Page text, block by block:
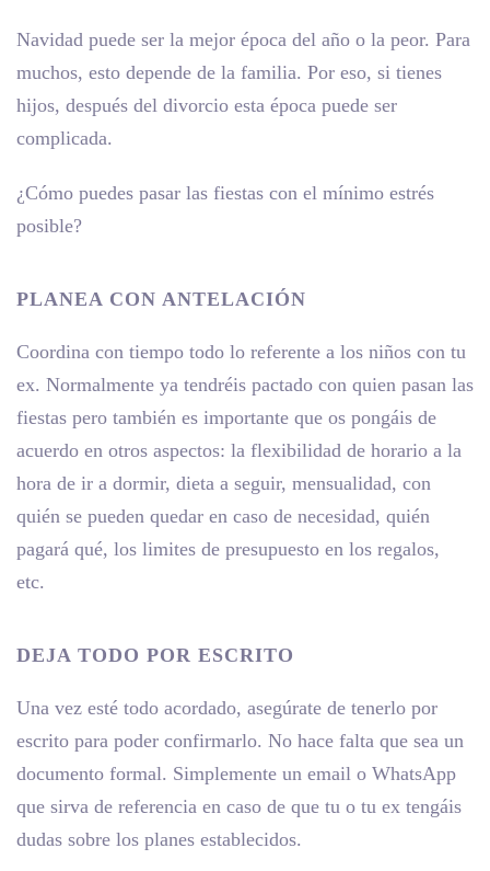
Navidad puede ser la mejor época del año o la peor. Para
muchos, esto depende de la familia. Por eso, si tienes
hijos, después del divorcio esta época puede ser
complicada.
¿Cómo puedes pasar las fiestas con el mínimo estrés
posible?
PLANEA CON ANTELACIÓN
Coordina con tiempo todo lo referente a los niños con tu
ex. Normalmente ya tendréis pactado con quien pasan las
fiestas pero también es importante que os pongáis de
acuerdo en otros aspectos: la flexibilidad de horario a la
hora de ir a dormir, dieta a seguir, mensualidad, con
quién se pueden quedar en caso de necesidad, quién
pagará qué, los limites de presupuesto en los regalos,
etc.
DEJA TODO POR ESCRITO
Una vez esté todo acordado, asegúrate de tenerlo por
escrito para poder confirmarlo. No hace falta que sea un
documento formal. Simplemente un email o WhatsApp
que sirva de referencia en caso de que tu o tu ex tengáis
dudas sobre los planes establecidos.